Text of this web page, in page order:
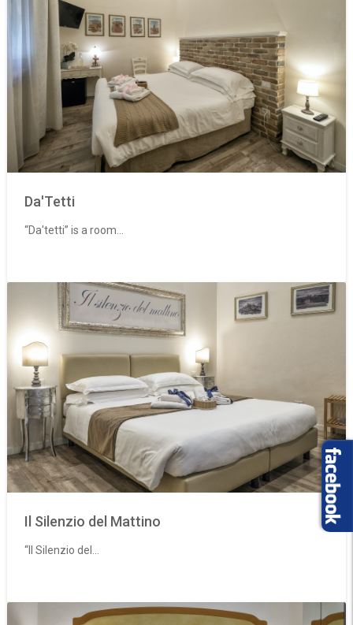
Da'Tetti
“Da'tetti” is a room...
Il Silenzio del Mattino
“Il Silenzio del...